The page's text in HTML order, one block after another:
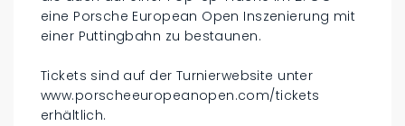
eine Porsche European Open Inszenierung mit
einer Puttingbahn zu bestaunen.
Tickets sind auf der Turnierwebsite unter
www.porscheeuropeanopen.com/tickets
erhältlich.